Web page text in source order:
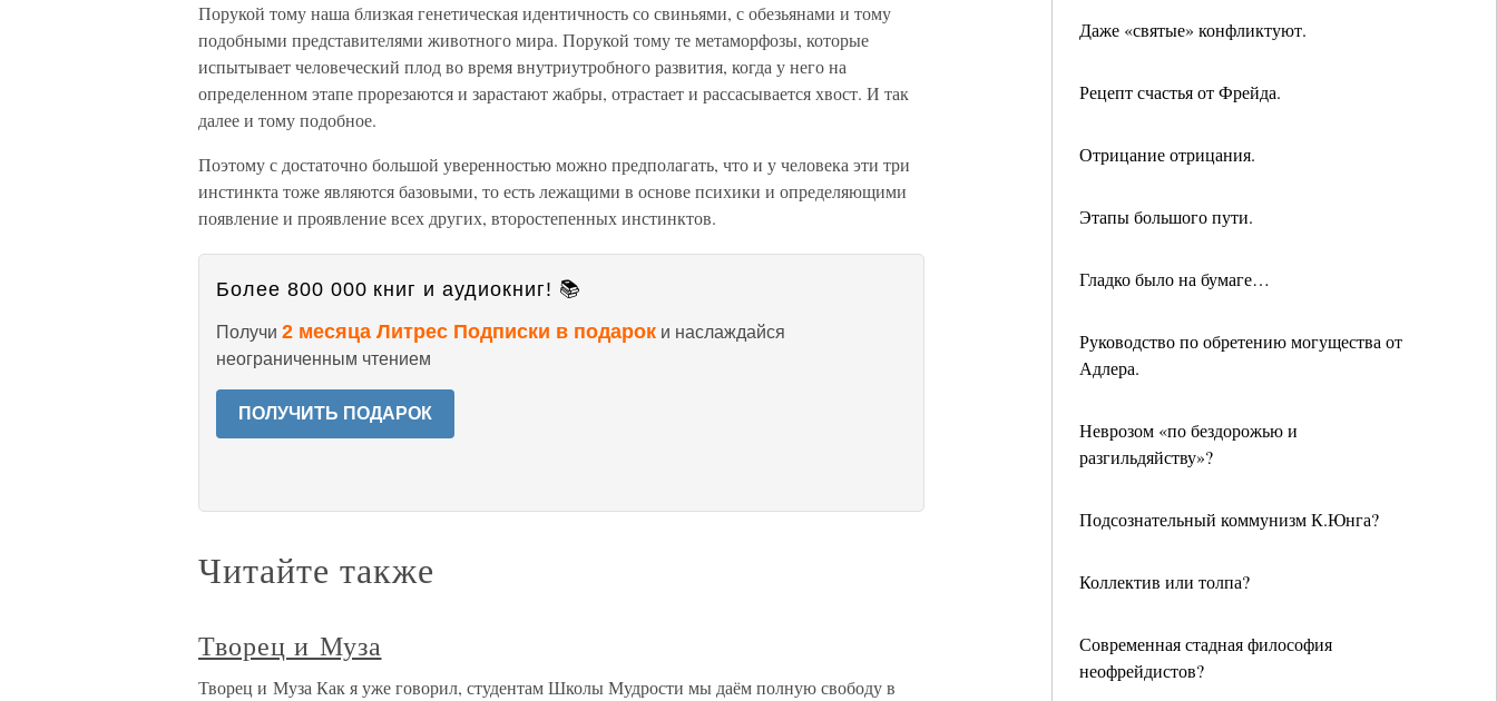
Даже «святые» конфликтуют.
Рецепт счастья от Фрейда.
Отрицание отрицания.
Этапы большого пути.
Гладко было на бумаге…
Руководство по обретению могущества от
Адлера.
Неврозом «по бездорожью и
разгильдяйству»?
Подсознательный коммунизм К.Юнга?
Коллектив или толпа?
Современная стадная философия
неофрейдистов?
Порукой тому наша близкая генетическая идентичность со свиньями, с обезьянами и тому
подобными представителями животного мира. Порукой тому те метаморфозы, которые
испытывает человеческий плод во время внутриутробного развития, когда у него на
определенном этапе прорезаются и зарастают жабры, отрастает и рассасывается хвост. И так
далее и тому подобное.
Поэтому с достаточно большой уверенностью можно предполагать, что и у человека эти три
инстинкта тоже являются базовыми, то есть лежащими в основе психики и определяющими
появление и проявление всех других, второстепенных инстинктов.
Более 800 000 книг и аудиокниг! 📚
Получи 2 месяца Литрес Подписки в подарок и наслаждайся
неограниченным чтением
ПОЛУЧИТЬ ПОДАРОК
Читайте также
Творец и Муза
Творец и Муза Как я уже говорил, студентам Школы Мудрости мы даём полную свободу в